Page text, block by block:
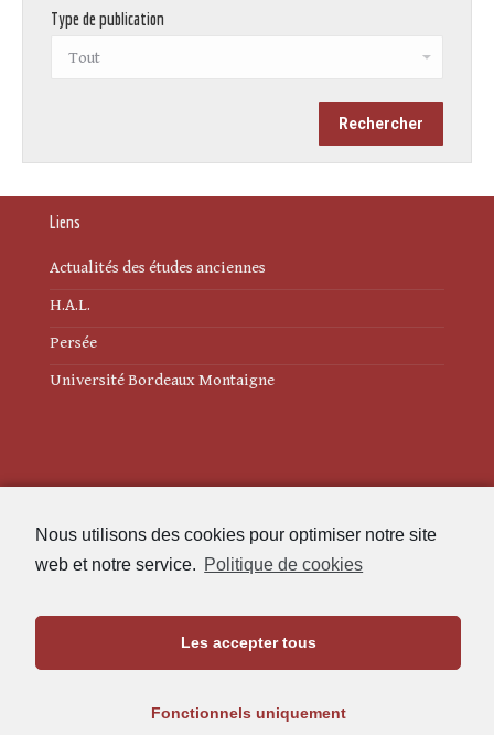
Nous utilisons des cookies pour optimiser notre site
web et notre service. Politique de cookies
Les accepter tous
Fonctionnels uniquement
Type de publication
Liens
Actualités des études anciennes
H.A.L.
Persée
Université Bordeaux Montaigne
Politique de cookies (UE)
Maison de l'Archéologie